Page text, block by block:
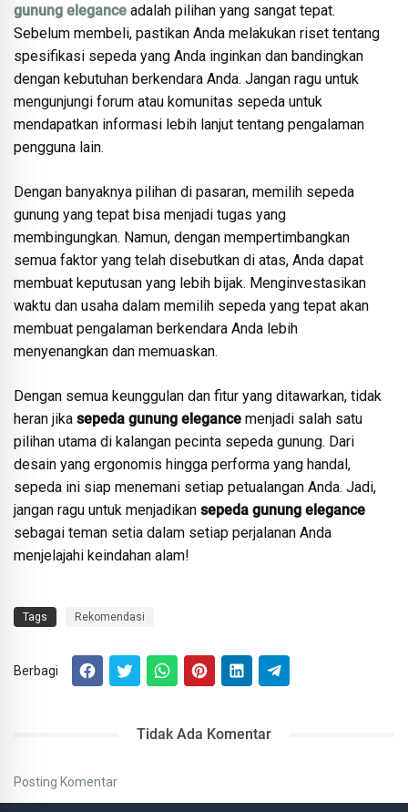
gunung elegance adalah pilihan yang sangat tepat.
Sebelum membeli, pastikan Anda melakukan riset tentang
spesifikasi sepeda yang Anda inginkan dan bandingkan
dengan kebutuhan berkendara Anda. Jangan ragu untuk
mengunjungi forum atau komunitas sepeda untuk
mendapatkan informasi lebih lanjut tentang pengalaman
pengguna lain.
Dengan banyaknya pilihan di pasaran, memilih sepeda
gunung yang tepat bisa menjadi tugas yang
membingungkan. Namun, dengan mempertimbangkan
semua faktor yang telah disebutkan di atas, Anda dapat
membuat keputusan yang lebih bijak. Menginvestasikan
waktu dan usaha dalam memilih sepeda yang tepat akan
membuat pengalaman berkendara Anda lebih
menyenangkan dan memuaskan.
Dengan semua keunggulan dan fitur yang ditawarkan, tidak
heran jika sepeda gunung elegance menjadi salah satu
pilihan utama di kalangan pecinta sepeda gunung. Dari
desain yang ergonomis hingga performa yang handal,
sepeda ini siap menemani setiap petualangan Anda. Jadi,
jangan ragu untuk menjadikan sepeda gunung elegance
sebagai teman setia dalam setiap perjalanan Anda
menjelajahi keindahan alam!
Tags Rekomendasi
Berbagi
Tidak Ada Komentar
Posting Komentar